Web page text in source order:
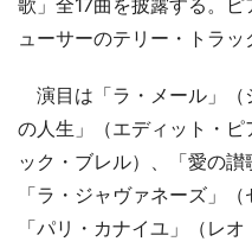
ューサーのテリー・トラッ
演目は「ラ・メール」（
の人生」（エディット・
ック・ブレル）、「愛の讃
「ラ・ジャヴァネーズ」
「パリ・カナイユ」（レオ